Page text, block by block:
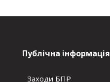
Публічна інформація
Заходи БПР